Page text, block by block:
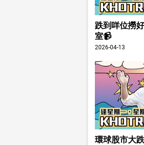
跌到咩位撈
室📹
2026-04-13
環球股市大